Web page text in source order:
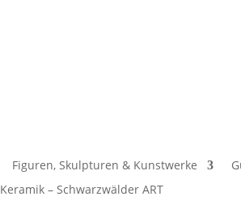
Figuren, Skulpturen & Kunstwerke
Keramik – Schwarzwälder ART